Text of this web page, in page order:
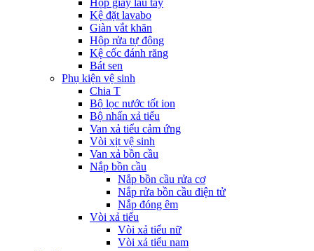
Hộp giấy lau tay
Kệ đặt lavabo
Giàn vắt khăn
Hộp rửa tự động
Kệ cốc đánh răng
Bát sen
Phụ kiện vệ sinh
Chia T
Bộ lọc nước tốt ion
Bộ nhấn xả tiểu
Van xả tiểu cảm ứng
Vòi xịt vệ sinh
Van xả bồn cầu
Nắp bồn cầu
Nắp bồn cầu rửa cơ
Nắp rửa bồn cầu điện tử
Nắp đóng êm
Vòi xả tiểu
Vòi xả tiểu nữ
Vòi xả tiểu nam